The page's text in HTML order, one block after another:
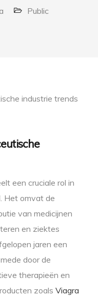
Public
industrie trends
een cruciale rol in
Het omvat de
van medicijnen
en ziektes
jaren een
door de
therapieën en
zoals Viagra